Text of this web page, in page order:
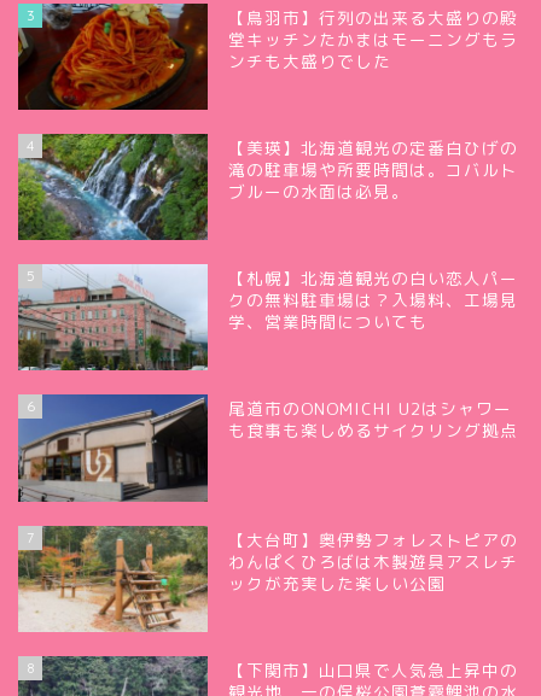
3
【鳥羽市】行列の出来る大盛りの殿
堂キッチンたかまはモーニングもラ
ンチも大盛りでした
4
【美瑛】北海道観光の定番白ひげの
滝の駐車場や所要時間は。コバルト
ブルーの水面は必見。
5
【札幌】北海道観光の白い恋人パー
クの無料駐車場は？入場料、工場見
学、営業時間についても
6
尾道市のONOMICHI U2はシャワー
も食事も楽しめるサイクリング拠点
7
【大台町】奥伊勢フォレストピアの
わんぱくひろばは木製遊具アスレチ
ックが充実した楽しい公園
8
【下関市】山口県で人気急上昇中の